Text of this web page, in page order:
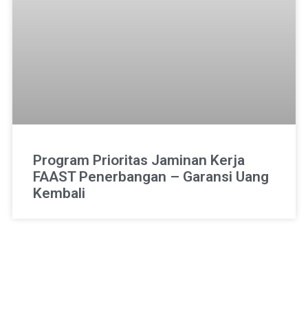
Program Prioritas Jaminan Kerja
FAAST Penerbangan – Garansi Uang
Kembali